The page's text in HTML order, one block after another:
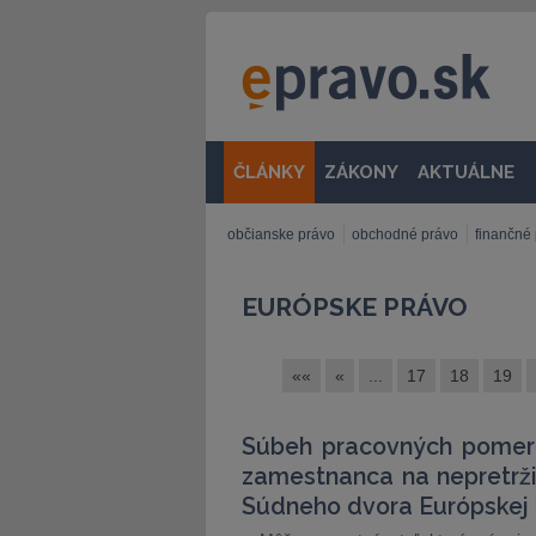
ČLÁNKY ZÁKONY AKTUÁLNE
občianske právo obchodné právo finančné
EURÓPSKE PRÁVO
«« « 17 18 19
Súbeh pracovných
zamestnanca na
Súdneho dvora Európskej